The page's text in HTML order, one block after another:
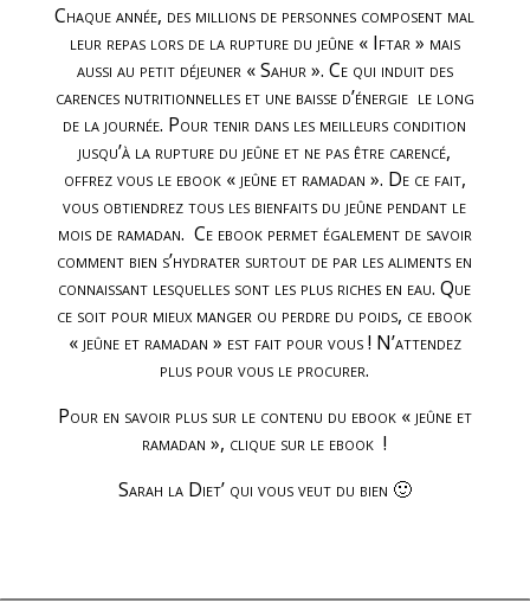
Chaque année, des millions de personnes composent mal
leur repas lors de la rupture du jeûne « Iftar » mais
aussi au petit déjeuner « Sahur ». Ce qui induit des
carences nutritionnelles et une baisse d’énergie le long
de la journée. Pour tenir dans les meilleurs condition
jusqu’à la rupture du jeûne et ne pas être carencé,
offrez vous le ebook « jeûne et ramadan ». De ce fait,
vous obtiendrez tous les bienfaits du jeûne pendant le
mois de ramadan. Ce ebook permet également de savoir
comment bien s’hydrater surtout de par les aliments en
connaissant lesquelles sont les plus riches en eau. Que
ce soit pour mieux manger ou perdre du poids, ce ebook
« jeûne et ramadan » est fait pour vous ! N’attendez
plus pour vous le procurer.
Pour en savoir plus sur le contenu du ebook « jeûne et
ramadan », clique sur le ebook !
Sarah la Diet’ qui vous veut du bien 🙂